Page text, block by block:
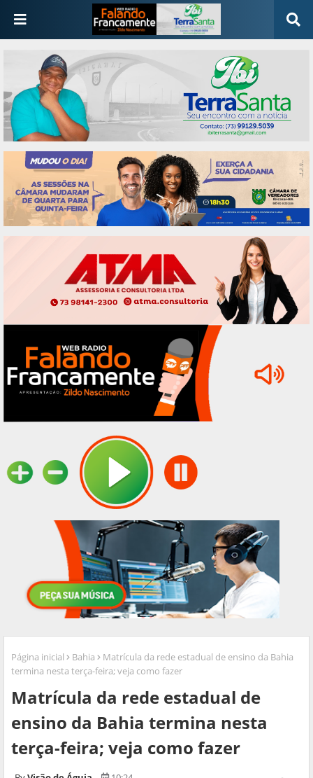
Página inicial Bahia
Matrícula da rede estadual de ensino da Bahia
termina nesta terça-feira; veja como fazer
Matrícula da rede estadual de
ensino da Bahia termina nesta
terça-feira; veja como fazer